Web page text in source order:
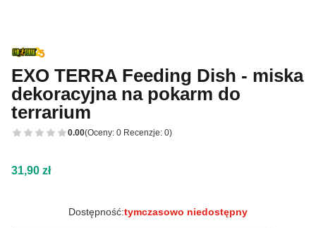
EXO TERRA Feeding Dish - miska
dekoracyjna na pokarm do
terrarium
0.00(Oceny: 0 Recenzje: 0)
Cena
31,90 zł
Dostępność:tymczasowo niedostępny